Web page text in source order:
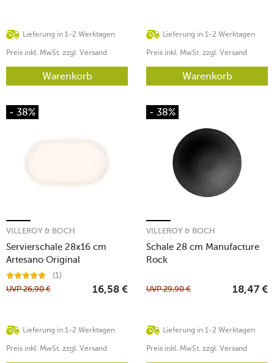
Lieferung in 1-2 Werktagen
Preis inkl. MwSt. zzgl. Versand
Warenkorb
Lieferung in 1-2 Werktagen
Preis inkl. MwSt. zzgl. Versand
Warenkorb
- 38%
Servierschale 28x16 cm
Artesano Original
VILLEROY & BOCH
(1)
Lieferung in 1-2 Werktagen
UVP26,90 € 16,58 €
Preis inkl. MwSt. zzgl. Versand
- 38%
Schale 28 cm Manufacture
Rock
VILLEROY & BOCH
Lieferung in 1-2 Werktagen
UVP29,90 € 18,47 €
Preis inkl. MwSt. zzgl. Versand